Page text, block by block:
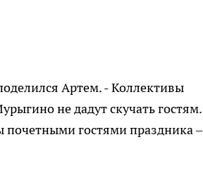
Артем. - Коллективы
не дадут скучать гостям.
почетными гостями праздника –